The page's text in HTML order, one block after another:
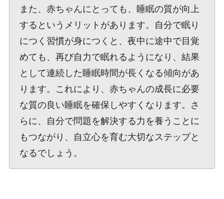
また、赤ちゃんにとっても、睡眠の質が向上
するというメリットがあります。自分で眠り
につく習慣が身につくと、夜中に途中で目覚
めても、再び自力で眠れるようになり、結果
として連続した睡眠時間が長くなる傾向があ
ります。これにより、赤ちゃんの成長に必要
な質の良い睡眠を確保しやすくなります。さ
らに、自分で問題を解決する力を養うことに
もつながり、自立心を育む大切なステップと
なるでしょう。